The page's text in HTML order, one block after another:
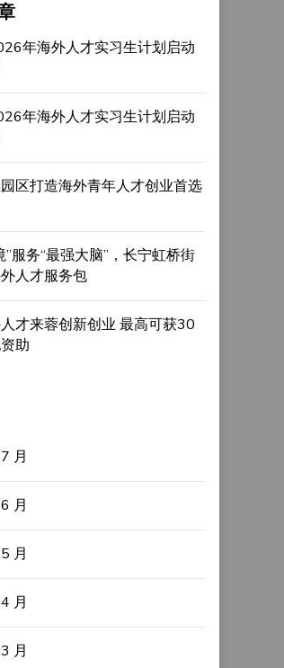
年海外人才实习生计划启动
年海外人才实习生计划启动
区打造海外青年人才创业首选
”服务“最强大脑”，长宁虹桥街
人才服务包
才来蓉创新创业 最高可获30
助
月
月
月
月
月